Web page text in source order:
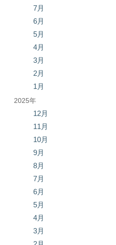
7月
6月
5月
4月
3月
2月
1月
2025年
12月
11月
10月
9月
8月
7月
6月
5月
4月
3月